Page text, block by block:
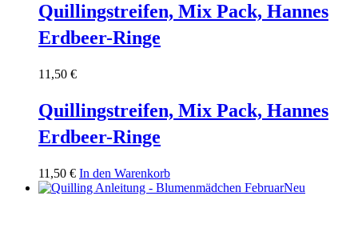
Quillingstreifen, Mix Pack, Hannes
Erdbeer-Ringe
11,50 €
Quillingstreifen, Mix Pack, Hannes
Erdbeer-Ringe
11,50 € In den Warenkorb
Neu